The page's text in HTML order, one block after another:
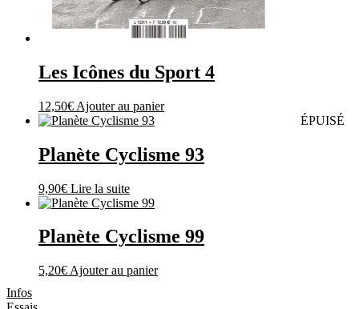
Les Icônes du Sport 4
12,50€ Ajouter au panier
ÉPUISÉ
Planète Cyclisme 93
9,90€ Lire la suite
Planète Cyclisme 99
5,20€ Ajouter au panier
Infos